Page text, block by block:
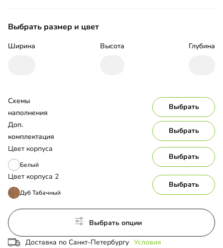
Выбрать размер и цвет
Ширина Высота Глубина
Цвет корпуса
Белый
Выбрать
Цвет корпуса 2
Дуб Табачный
Выбрать
Схемы
наполнения
Выбрать
Доп.
комплектация
Выбрать
Выбрать опции
Доставка по Санкт-Петербургу Условия